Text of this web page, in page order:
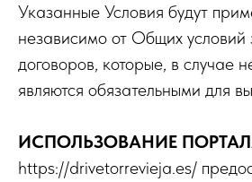
Указанные Условия будут
независимо от Общих условий
договоров, которые, в случае
являются обязательными для
ИСПОЛЬЗОВАНИЕ
https://drivetorrevieja.es/